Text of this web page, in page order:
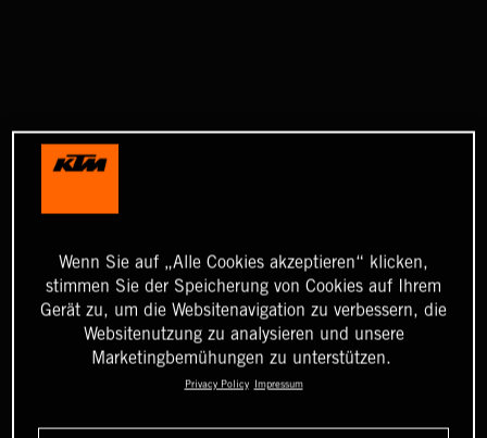
Wenn Sie auf „Alle Cookies akzeptieren“ klicken,
stimmen Sie der Speicherung von Cookies auf Ihrem
Gerät zu, um die Websitenavigation zu verbessern, die
Websitenutzung zu analysieren und unsere
Marketingbemühungen zu unterstützen.
Privacy Policy Impressum